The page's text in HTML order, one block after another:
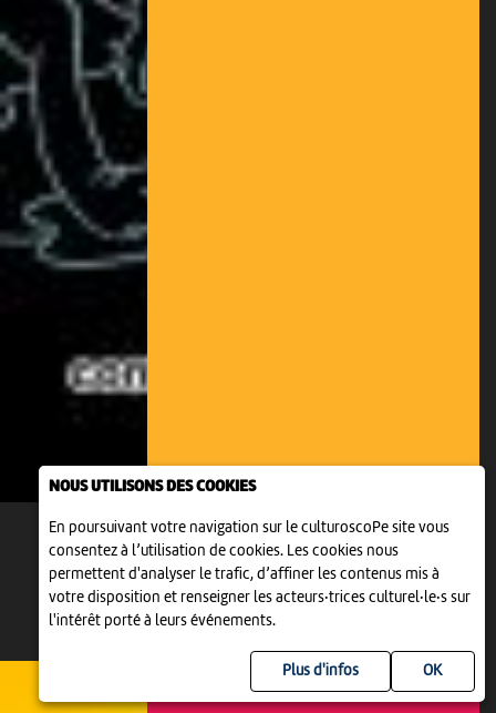
NOUS UTILISONS DES COOKIES
En poursuivant votre navigation sur le culturoscoPe site vous
consentez à l’utilisation de cookies. Les cookies nous
permettent d'analyser le trafic, d’affiner les contenus mis à
votre disposition et renseigner les acteurs·trices culturel·le·s sur
l'intérêt porté à leurs événements.
Plus d'infos